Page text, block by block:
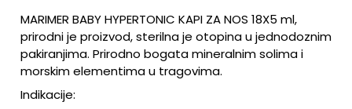
MARIMER BABY HYPERTONIC KAPI ZA NOS 18X5 ml,
prirodni je proizvod, sterilna je otopina u jednodoznim
pakiranjima. Prirodno bogata mineralnim solima i
morskim elementima u tragovima.
Indikacije: